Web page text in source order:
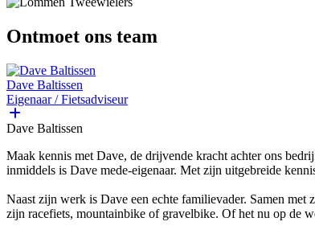
Ontmoet ons team
Dave Baltissen
Eigenaar / Fietsadviseur
Dave Baltissen
Maak kennis met Dave, de drijvende kracht achter ons
inmiddels is Dave mede-eigenaar. Met zijn uitgebreide
Naast zijn werk is Dave een echte familievader. Samen
zijn racefiets, mountainbike of gravelbike. Of het nu op de